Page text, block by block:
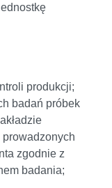
produkcji;
badań próbek
zgodnie z
badania;